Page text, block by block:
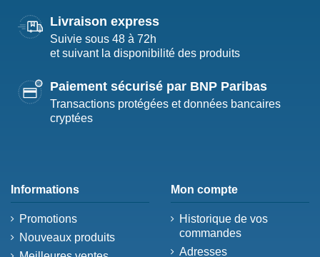
Livraison express
Suivie sous 48 à 72h
et suivant la disponibilité des produits
Paiement sécurisé par BNP Paribas
Transactions protégées et données bancaires
cryptées
Informations
Promotions
Nouveaux produits
Mon compte
Historique de vos
commandes
Adresses